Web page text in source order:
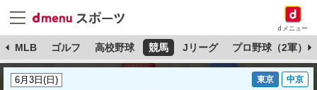
dメニュー
MLB ゴルフ 高校野球 競馬 Jリーグ プロ野球（2軍）
東京 中京